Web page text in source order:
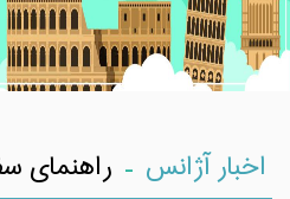
اخبار آژانس - راهنمای